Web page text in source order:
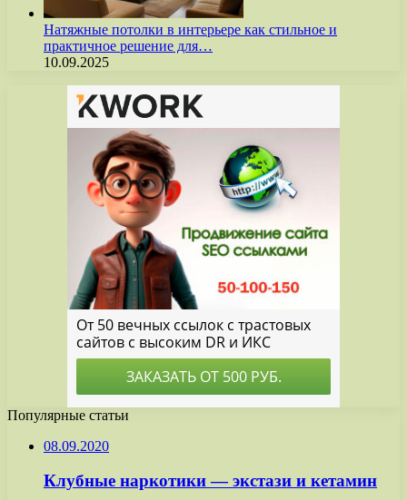
Натяжные потолки в интерьере как стильное и
практичное решение для…
10.09.2025
Популярные статьи
08.09.2020
Клубные наркотики — экстази и кетамин